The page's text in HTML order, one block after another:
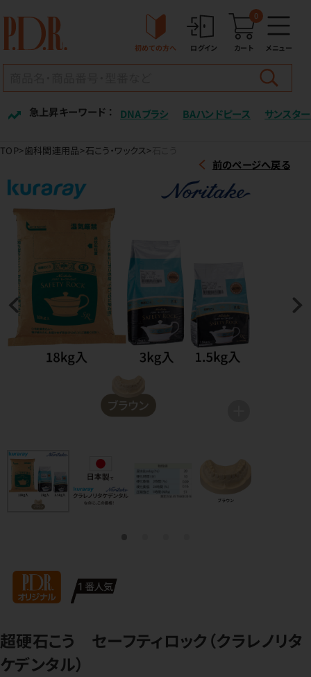
初めての方へ ログイン カート
0
メニュー
急上昇キーワード ： DNAブラシ BAハンドピース サンスター
TOP 歯科関連用品 石こう・ワックス
前のページへ戻る
超硬石こう セーフティロック（クラレノリタ
ケデンタル）